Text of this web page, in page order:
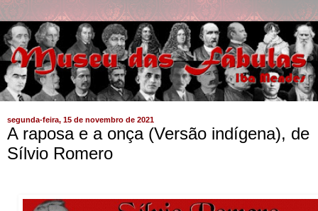
segunda-feira, 15 de novembro de 2021
A raposa e a onça (Versão indígena), de
Sílvio Romero